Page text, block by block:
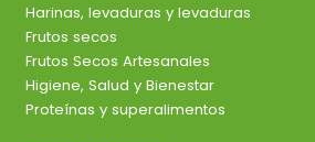
Harinas, levaduras y levaduras
Frutos secos
Frutos Secos Artesanales
Higiene, Salud y Bienestar
Proteínas y superalimentos